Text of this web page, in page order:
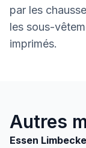
par les
les sous-
imprimés.
Autres
Essen